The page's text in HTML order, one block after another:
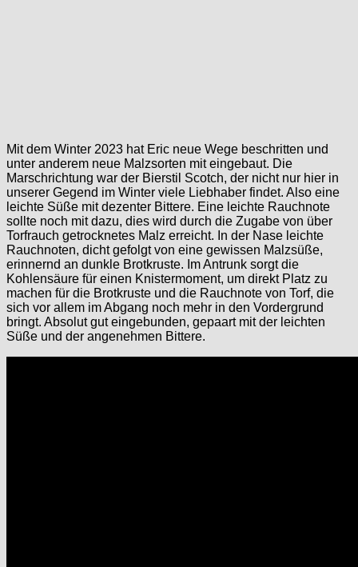
Mit dem Winter 2023 hat Eric neue Wege beschritten und
unter anderem neue Malzsorten mit eingebaut. Die
Marschrichtung war der Bierstil Scotch, der nicht nur hier in
unserer Gegend im Winter viele Liebhaber findet. Also eine
leichte Süße mit dezenter Bittere. Eine leichte Rauchnote
sollte noch mit dazu, dies wird durch die Zugabe von über
Torfrauch getrocknetes Malz erreicht. In der Nase leichte
Rauchnoten, dicht gefolgt von eine gewissen Malzsüße,
erinnernd an dunkle Brotkruste. Im Antrunk sorgt die
Kohlensäure für einen Knistermoment, um direkt Platz zu
machen für die Brotkruste und die Rauchnote von Torf, die
sich vor allem im Abgang noch mehr in den Vordergrund
bringt. Absolut gut eingebunden, gepaart mit der leichten
Süße und der angenehmen Bittere.